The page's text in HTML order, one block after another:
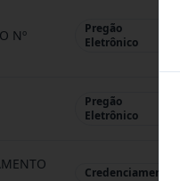
Nº
Pregão
Eletrônico
Pregão
Eletrônico
Credenciamento